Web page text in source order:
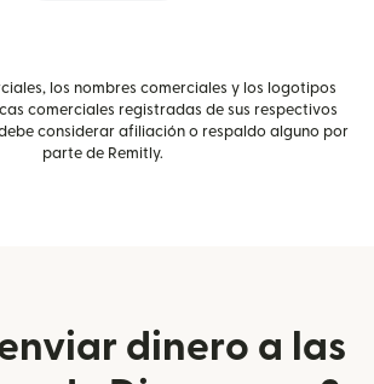
los nombres comerciales y los logotipos
comerciales registradas de sus respectivos
considerar afiliación o respaldo alguno por
parte de Remitly.
dinero a las